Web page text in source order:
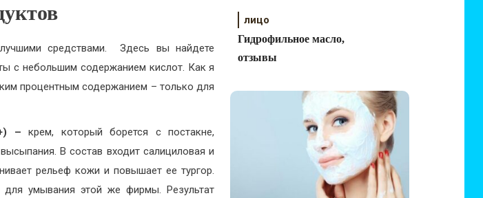
средствами. Здесь вы найдете
с небольшим содержанием кислот. Как я
процентным содержанием – только для
–крем, который борется с постакне,
В состав входит салициловая и
рельеф кожи и повышает ее тургор.
для умывания этой же фирмы. Результат
лицо
Гидрофильное масло,
отзывы